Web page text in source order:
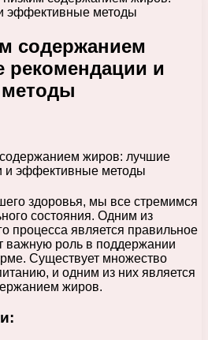
эффективные методы
содержанием
и
здоровья, мы все стремимся
состояния. Одним из
процесса является правильное
важную роль в поддержании
Существует множество
и одним из них является
жиров.